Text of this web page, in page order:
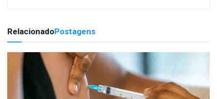
RelacionadoPostagens